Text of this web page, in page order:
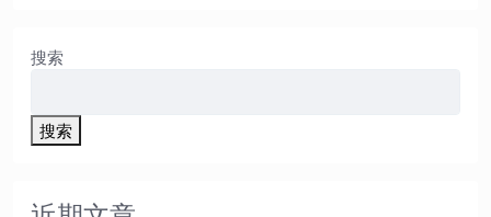
搜索
搜索